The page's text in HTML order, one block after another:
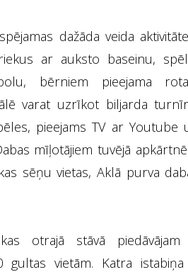
dažāda veida
ar auksto baseinu,
bērniem pieejama
varat uzrīkot biljarda
pieejams TV ar Youtube
mīļotājiem tuvējā
sēņu vietas, Aklā purva
otrajā stāvā
gultas vietām. Katra